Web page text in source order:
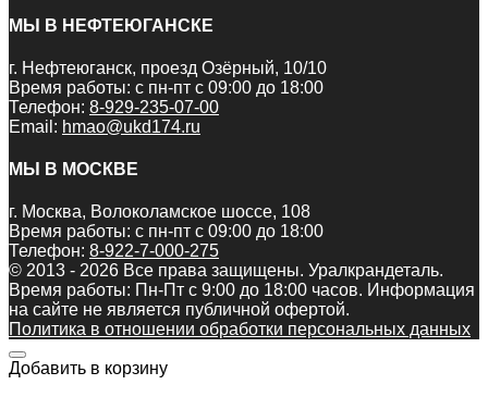
МЫ В НЕФТЕЮГАНСКЕ
г. Нефтеюганск, проезд Озёрный, 10/10
Время работы: с пн-пт с 09:00 до 18:00
Телефон: 8-929-235-07-00
Email: hmao@ukd174.ru
МЫ В МОСКВЕ
г. Москва, Волоколамское шоссе, 108
Время работы: с пн-пт с 09:00 до 18:00
Телефон: 8-922-7-000-275
© 2013 - 2026 Все права защищены. Уралкрандеталь.
Время работы: Пн-Пт c 9:00 до 18:00 часов. Информация
на сайте не является публичной офертой.
Политика в отношении обработки персональных данных
Добавить в корзину